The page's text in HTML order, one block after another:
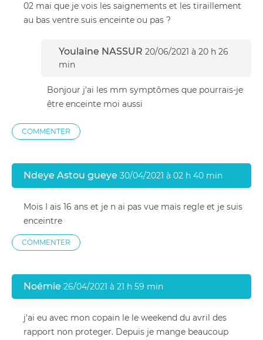
02 mai que je vois les saignements et les tiraillement
au bas ventre suis enceinte ou pas ?
Youlaine NASSUR 20/06/2021 à 20 h 26
min
Bonjour j'ai les mm symptômes que pourrais-je
être enceinte moi aussi
COMMENTER
Ndeye Astou gueye 30/04/2021 à 02 h 40 min
Mois I ais 16 ans et je n ai pas vue mais regle et je suis
enceintre
COMMENTER
Noémie 26/04/2021 à 21 h 59 min
j'ai eu avec mon copain le le weekend du avril des
rapport non proteger. Depuis je mange beaucoup